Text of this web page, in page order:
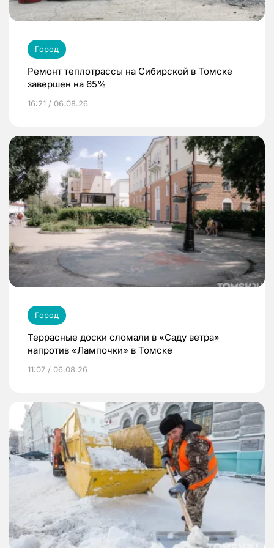
Город
Ремонт теплотрассы на Сибирской в Томске
завершен на 65%
16:21 / 06.08.26
Город
Террасные доски сломали в «Саду ветра»
напротив «Лампочки» в Томске
11:07 / 06.08.26